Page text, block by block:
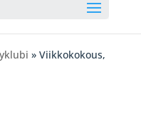
» Viikkokokous,